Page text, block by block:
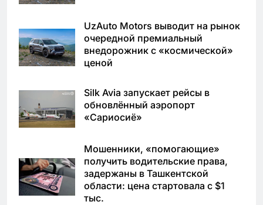
UzAuto Motors выводит на рынок
очередной премиальный
внедорожник с «космической»
ценой
Silk Avia запускает рейсы в
обновлённый аэропорт
«Сариосиё»
Мошенники, «помогающие»
получить водительские права,
задержаны в Ташкентской
области: цена стартовала с $1
тыс.